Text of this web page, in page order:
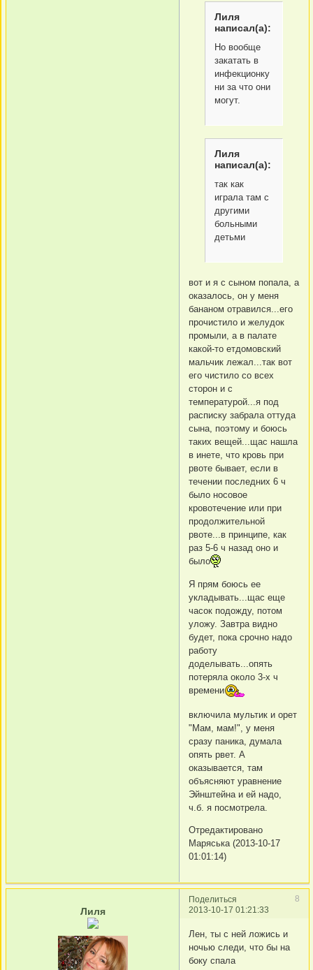
Лиля
написал(а):
Но вообще
закатать в
инфекционку
ни за что они
могут.
Лиля
написал(а):
так как
играла там с
другими
больными
детьми
вот и я с сыном попала, а
оказалось, он у меня
бананом отравился...его
прочистило и желудок
промыли, а в палате
какой-то етдомовский
мальчик лежал...так вот
его чистило со всех
сторон и с
температурой...я под
расписку забрала оттуда
сына, поэтому и боюсь
таких вещей...щас нашла
в инете, что кровь при
рвоте бывает, если в
течении последних 6 ч
было носовое
кровотечение или при
продолжительной
рвоте...в принципе, как
раз 5-6 ч назад оно и
было
Я прям боюсь ее
укладывать...щас еще
часок подожду, потом
уложу. Завтра видно
будет, пока срочно надо
работу
доделывать...опять
потеряла около 3-х ч
времени
включила мультик и орет
"Мам, мам!", у меня
сразу паника, думала
опять рвет. А
оказывается, там
объясняют уравнение
Эйнштейна и ей надо,
ч.б. я посмотрела.
Отредактировано
Маряська (2013-10-17
01:01:14)
Поделиться
8
2013-10-17 01:21:33
Лиля
Лен, ты с ней ложись и
ночью следи, что бы на
боку спала